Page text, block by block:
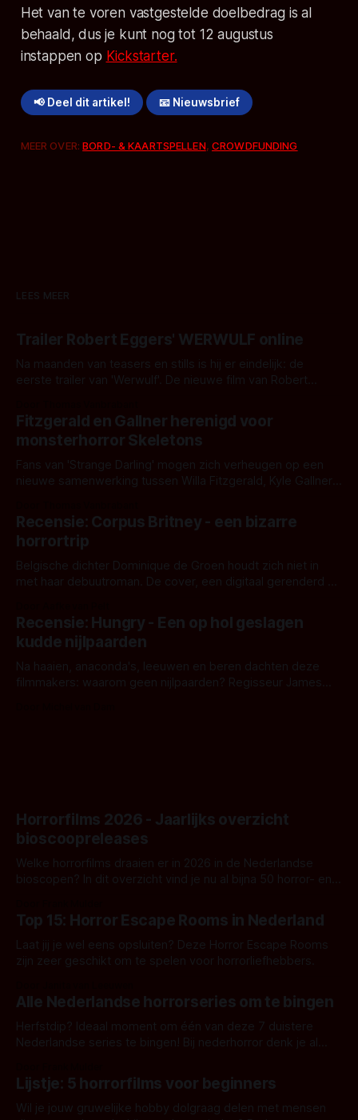
Het van te voren vastgestelde doelbedrag is al
behaald, dus je kunt nog tot 12 augustus
instappen op Kickstarter.
📢 Deel dit artikel! 📧 Nieuwsbrief
MEER OVER:BORD- & KAARTSPELLEN,CROWDFUNDING
LEES MEER
Trailer Robert Eggers' WERWULF online
Na maanden van teasers en stills is hij er eindelijk: de
eerste trailer van 'Werwulf'. De nieuwe film van Robert
kille stijl vol folklore en mythe. Het topic deze keer is (kon
het het al raden?)... de weerwolf. Kijk je mee?
Fitzgerald en Gallner herenigd voor
monsterhorror Skeletons
Fans van 'Strange Darling' mogen zich verheugen op een
nieuwe samenwerking tussen Willa Fitzgerald, Kyle Gallner
'Skeletons', een nieuwe creature feature waarvoor de
opnames zijn gestart in Australië.
Recensie: Corpus Britney - een bizarre
horrortrip
Belgische dichter Dominique de Groen houdt zich niet in
met haar debuutroman. De cover, een digitaal gerenderd en
achtergrond, belooft iets kleurrijks maar onheilspellends,
iets ongrijpbaars. En dat maakt De Groen met ieder woord
waar.
Recensie: Hungry - Een op hol geslagen
kudde nijlpaarden
Na haaien, anaconda's, leeuwen en beren dachten deze
filmmakers: waarom geen nijlpaarden? Regisseur James
Horrorfilms 2026 - Jaarlijks overzicht
bioscoopreleases
Welke horrorfilms draaien er in 2026 in de Nederlandse
bioscopen? In dit overzicht vind je nu al bijna 50 horror- en
Top 15: Horror Escape Rooms in Nederland
Laat jij je wel eens opsluiten? Deze Horror Escape Rooms
zijn zeer geschikt om te spelen voor horrorliefhebbers.
Alle Nederlandse horrorseries om te bingen
Herfstdip? Ideaal moment om één van deze 7 duistere
Nederlandse series te bingen! Bij nederhorror denk je al
Amsterdamned of The Johnsons. Maar Nederlandse horror
is niet beperkt tot films. Hier een aantal Nederlandse tv-
series uit het duistere of horrorgenre. Als
Lijstje: 5 horrorfilms voor beginners
Wil je jouw gruwelijke hobby dolgraag delen met mensen